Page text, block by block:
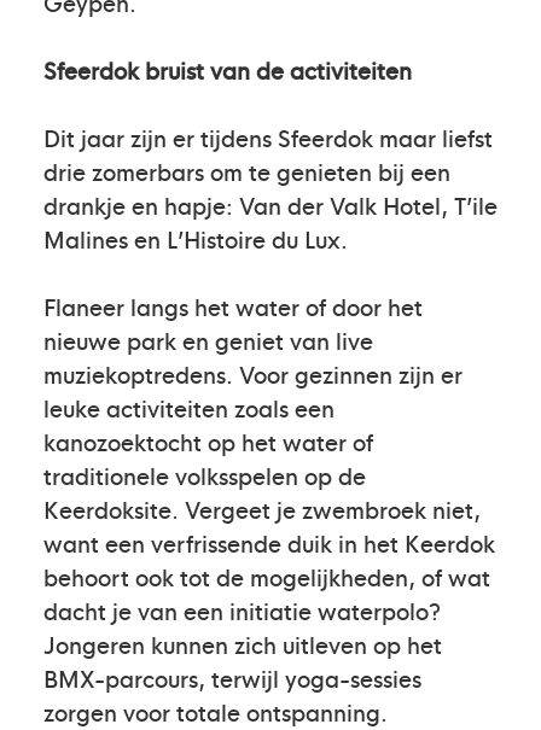
Sfeerdok bruist van de activiteiten
Dit jaar zijn er tijdens Sfeerdok maar liefst
drie zomerbars om te genieten bij een
drankje en hapje: Van der Valk Hotel, T’ile
Malines en L’Histoire du Lux.
Flaneer langs het water of door het
nieuwe park en geniet van live
muziekoptredens. Voor gezinnen zijn er
leuke activiteiten zoals een
kanozoektocht op het water of
traditionele volksspelen op de
Keerdoksite. Vergeet je zwembroek niet,
want een verfrissende duik in het Keerdok
behoort ook tot de mogelijkheden, of wat
dacht je van een initiatie waterpolo?
Jongeren kunnen zich uitleven op het
BMX-parcours, terwijl yoga-sessies
zorgen voor totale ontspanning.